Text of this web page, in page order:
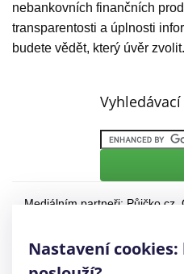
nebankovních finančních
transparentosti a úplnosti
budete vědět, který úvěr zvolit.
Mediálním partneři: Půjčko.cz
©CoolPujcky.cz - Krátkodobé
Nastavení cookies: